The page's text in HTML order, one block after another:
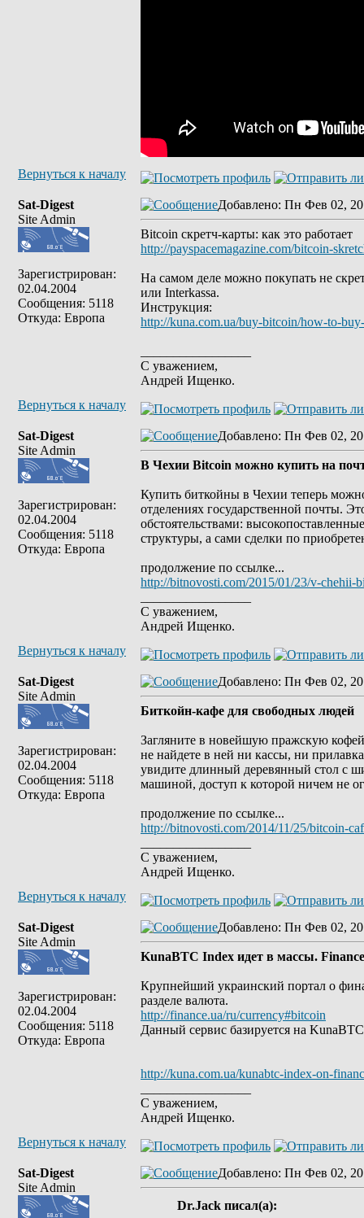
Вернуться к началу
Sat-Digest
Site Admin
Зарегистрирован:
02.04.2004
Сообщения: 5118
Откуда: Европа
Добавлено: Пн Фев 02,
Bitcoin скретч-карты: как это работает
http://payspacemagazine.com/bitcoin-
На самом деле можно покупать не
или Interkassa.
Инструкция:
http://kuna.com.ua/buy-bitcoin/how-to-
С уважением,
Андрей Ищенко.
Вернуться к началу
Sat-Digest
Site Admin
Зарегистрирован:
02.04.2004
Сообщения: 5118
Откуда: Европа
Добавлено: Пн Фев 02,
В Чехии Bitcoin можно купить на
Купить биткойны в Чехии теперь
отделениях государственной почты.
обстоятельствами:
структуры, а сами сделки по
продолжение по ссылке...
http://bitnovosti.com/2015/01/23/v-chehii-
С уважением,
Андрей Ищенко.
Вернуться к началу
Sat-Digest
Site Admin
Зарегистрирован:
02.04.2004
Сообщения: 5118
Откуда: Европа
Добавлено: Пн Фев 02,
Биткойн-кафе для свободных людей
Загляните в новейшую пражскую
не найдете в ней ни кассы, ни
увидите длинный деревянный стол с
машиной, доступ к которой ничем не
продолжение по ссылке...
http://bitnovosti.com/2014/11/25/bitcoin-
С уважением,
Андрей Ищенко.
Вернуться к началу
Sat-Digest
Site Admin
Зарегистрирован:
02.04.2004
Сообщения: 5118
Откуда: Европа
Добавлено: Пн Фев 02,
KunaBTC Index идет в массы.
Крупнейший украинский портал о
разделе валюта.
http://finance.ua/ru/currency#bitcoin
Данный сервис базируется на
http://kuna.com.ua/kunabtc-index-on-
С уважением,
Андрей Ищенко.
Вернуться к началу
Sat-Digest
Site Admin
Добавлено: Пн Фев 02,
Dr.Jack писал(а):